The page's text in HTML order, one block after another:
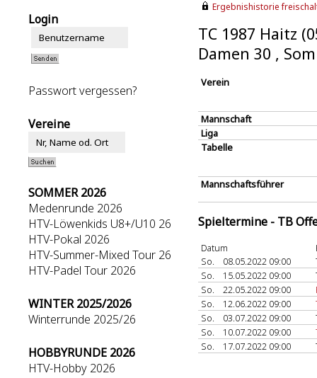
Login
Passwort vergessen?
Vereine
SOMMER 2026
Medenrunde 2026
HTV-Löwenkids U8+/U10 26
HTV-Pokal 2026
HTV-Summer-Mixed Tour 26
HTV-Padel Tour 2026
WINTER 2025/2026
Winterrunde 2025/26
HOBBYRUNDE 2026
HTV-Hobby 2026
Ergebnishistorie
TC 1987 Haitz
Damen 30 ,
Verein
Mannschaft
Liga
Tabelle
Mannschaftsführer
Spieltermine - TB
Datum
So.
08.05.2022 09:00
So.
15.05.2022 09:00
So.
22.05.2022 09:00
So.
12.06.2022 09:00
So.
03.07.2022 09:00
So.
10.07.2022 09:00
So.
17.07.2022 09:00